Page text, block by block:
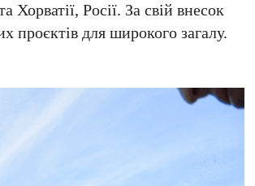
Хорватії, Росії. За свій внесок
проєктів для широкого загалу.